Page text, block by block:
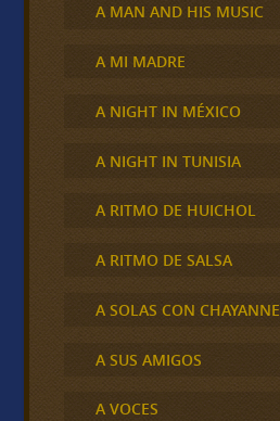
A MAN AND HIS MUSIC
A MI MADRE
A NIGHT IN MÉXICO
A NIGHT IN TUNISIA
A RITMO DE HUICHOL
A RITMO DE SALSA
A SOLAS CON CHAYANNE
A SUS AMIGOS
A VOCES